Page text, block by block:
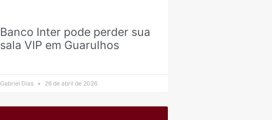
Banco Inter pode perder sua
sala VIP em Guarulhos
Gabriel Dias 26 de abril de 2026